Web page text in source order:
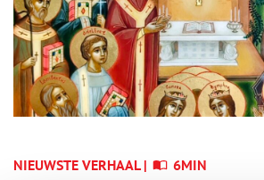
NIEUWSTE VERHAAL | 6MIN